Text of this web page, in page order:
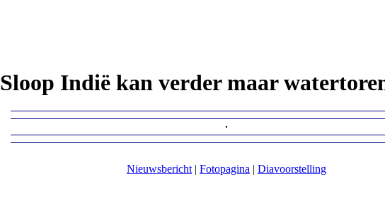
Sloop Indië kan verder maar
Nieuwsbericht | Fotopagina | Diavoorstelling